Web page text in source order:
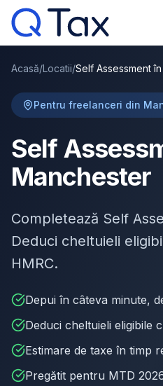
Acasă/Locatii/Self Assessment
Pentru freelanceri din
Self
Manchester
Completează Self
Deduci cheltuieli
HMRC.
Depui în câteva minute,
Deduci cheltuieli eligibile
Estimare de taxe în timp
Pregătit pentru MTD